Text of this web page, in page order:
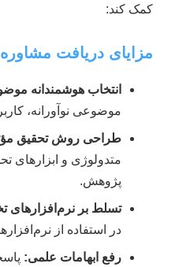
کمک کند:
مزایای دریافت مشاوره
انتخاب هوشمندانه
موضوعی نوآورانه،
طراحی روش تحقیق
متدولوژی و ابزارهای
پژوهش.
تسلط بر
در استفاده از
رفع ابهامات علمی: